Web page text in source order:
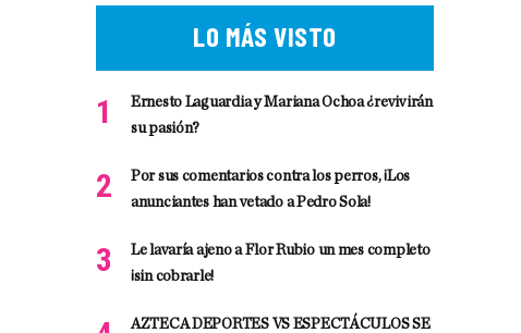
LO MÁS VISTO
Ernesto Laguardia y Mariana Ochoa ¿revivirán
su pasión?
Por sus comentarios contra los perros, ¡Los
anunciantes han vetado a Pedro Sola!
Le lavaría ajeno a Flor Rubio un mes completo
¡sin cobrarle!
AZTECA DEPORTES VS ESPECTÁCULOS SE